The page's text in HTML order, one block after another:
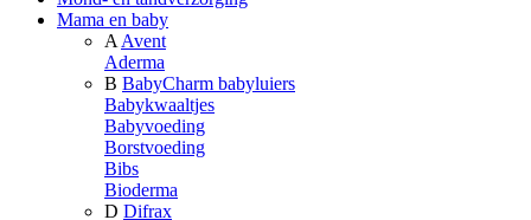
Mama en baby
A Avent
Aderma
B BabyCharm babyluiers
Babykwaaltjes
Babyvoeding
Borstvoeding
Bibs
Bioderma
D Difrax